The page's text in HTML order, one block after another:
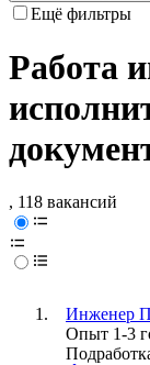
Ещё фильтры
Работа
, 118 вакансий
Инженер
Опыт 1-3